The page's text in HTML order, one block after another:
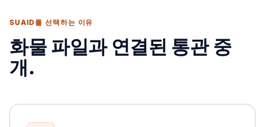
SUAID를 선택하는 이유
화물 파일과 연결된 통관 중
개.